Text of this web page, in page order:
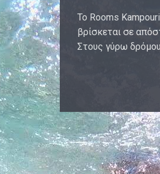
Το Rooms
βρίσκεται σε
Στους γύρω